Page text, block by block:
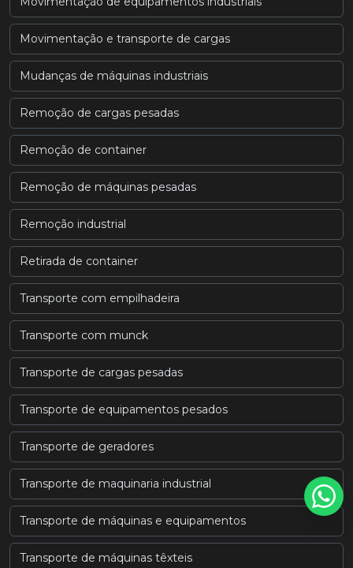
Movimentação e transporte de cargas
Mudanças de máquinas industriais
Remoção de cargas pesadas
Remoção de container
Remoção de máquinas pesadas
Remoção industrial
Retirada de container
Transporte com empilhadeira
Transporte com munck
Transporte de cargas pesadas
Transporte de equipamentos pesados
Transporte de geradores
Transporte de maquinaria industrial
Transporte de máquinas e equipamentos
Transporte de máquinas têxteis